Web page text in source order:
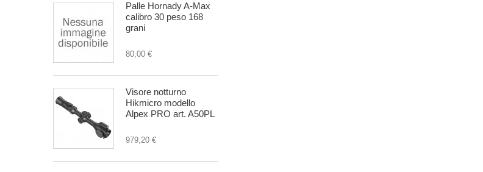
Palle Hornady A-Max
calibro 30 peso 168
grani
80,00 €
Visore notturno
Hikmicro modello
Alpex PRO art. A50PL
979,20 €